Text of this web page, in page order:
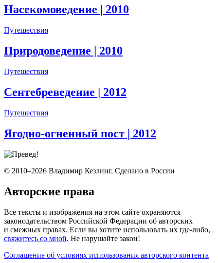
Насекомоведение | 2010
Путешествия
Природоведение | 2010
Путешествия
Сентебреведение | 2012
Путешествия
Ягодно-огненный пост | 2012
© 2010–2026 Владимир Кезлинг. Сделано в России
Авторские права
Все тексты и изображения на этом сайте охраняются
законодательством Российской Федерации об авторских
и смежных правах. Если вы хотите использовать их где-либо,
свяжитесь со мной. Не нарушайте закон!
Соглашение об условиях использования авторского контента